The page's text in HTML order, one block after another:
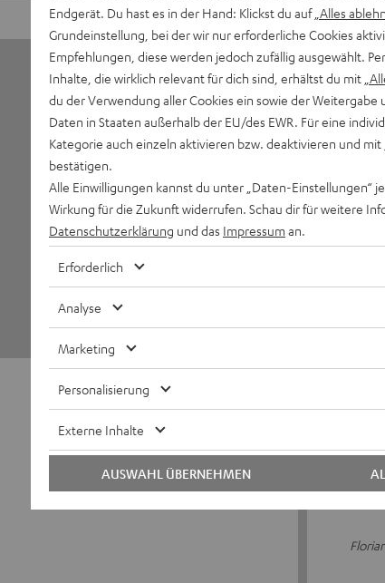
5
2
4
0
3
0
2
War
Endgerät. Du hast es in der Hand: Klickst du auf „Alles
Grundeinstellung, bei der wir nur erforderliche Cookies
Empfehlungen, diese werden jedoch zufällig ausgewählt.
Inhalte, die wirklich relevant für dich sind, erhältst du mit
du der Verwendung aller Cookies ein sowie der
Daten in Staaten außerhalb der EU/des EWR. Für eine
Kategorie auch einzeln aktivieren bzw. deaktivieren und mit
bestätigen.
Alle Einwilligungen kannst du unter „Daten-Einstellungen“
Wirkung für die Zukunft widerrufen. Schau dir für weitere
Datenschutzerklärung und das Impressum an.
Erforderlich
Analyse
Marketing
Personalisierung
Externe Inhalte
AUSWAHL ÜBERNEHMEN